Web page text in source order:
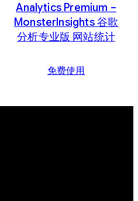
Analytics Premium –
MonsterInsights 谷歌
分析专业版 网站统计
免费使用